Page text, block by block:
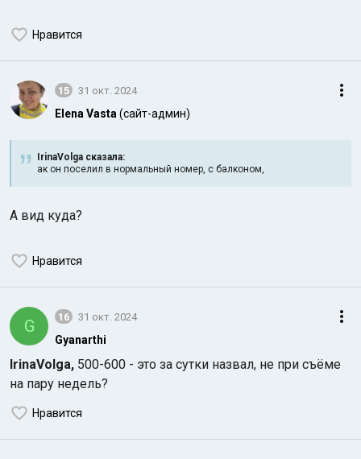
Нравится
15 31 окт. 2024
Elena Vasta (сайт-админ)
IrinaVolga сказалa:
ак он поселил в нормальный номер, с балконом,
А вид куда?
Нравится
G 16 31 окт. 2024
Gyanarthi
IrinaVolga, 500-600 - это за сутки назвал, не при съёме
на пару недель?
Нравится